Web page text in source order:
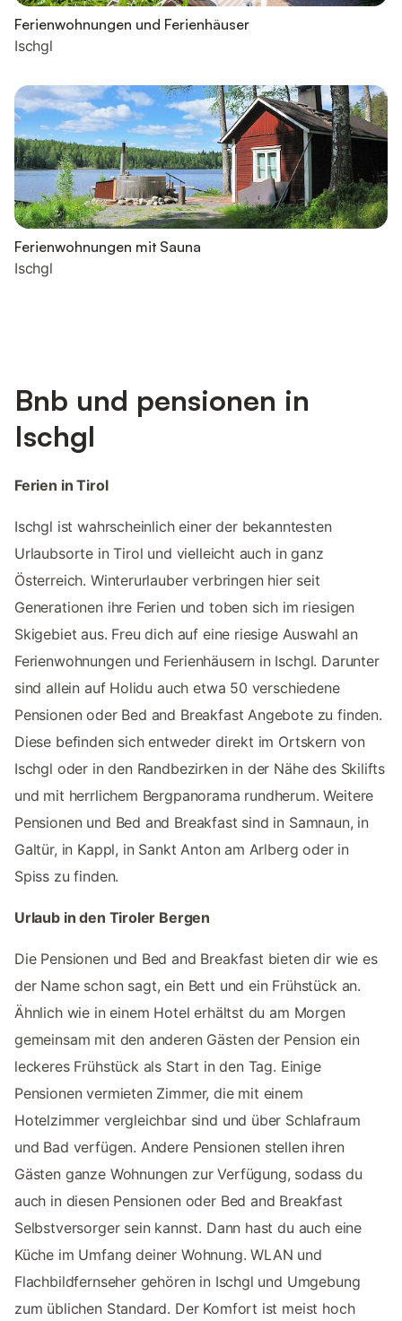
Ferienwohnungen und Ferienhäuser
Ischgl
Ferienwohnungen mit Sauna
Ischgl
Bnb und pensionen in
Ischgl
Ferien in Tirol
Ischgl ist wahrscheinlich einer der bekanntesten
Urlaubsorte in Tirol und vielleicht auch in ganz
Österreich. Winterurlauber verbringen hier seit
Generationen ihre Ferien und toben sich im riesigen
Skigebiet aus. Freu dich auf eine riesige Auswahl an
Ferienwohnungen und Ferienhäusern in Ischgl. Darunter
sind allein auf Holidu auch etwa 50 verschiedene
Pensionen oder Bed and Breakfast Angebote zu finden.
Diese befinden sich entweder direkt im Ortskern von
Ischgl oder in den Randbezirken in der Nähe des Skilifts
und mit herrlichem Bergpanorama rundherum. Weitere
Pensionen und Bed and Breakfast sind in Samnaun, in
Galtür, in Kappl, in Sankt Anton am Arlberg oder in
Spiss zu finden.
Urlaub in den Tiroler Bergen
Die Pensionen und Bed and Breakfast bieten dir wie es
der Name schon sagt, ein Bett und ein Frühstück an.
Ähnlich wie in einem Hotel erhältst du am Morgen
gemeinsam mit den anderen Gästen der Pension ein
leckeres Frühstück als Start in den Tag. Einige
Pensionen vermieten Zimmer, die mit einem
Hotelzimmer vergleichbar sind und über Schlafraum
und Bad verfügen. Andere Pensionen stellen ihren
Gästen ganze Wohnungen zur Verfügung, sodass du
auch in diesen Pensionen oder Bed and Breakfast
Selbstversorger sein kannst. Dann hast du auch eine
Küche im Umfang deiner Wohnung. WLAN und
Flachbildfernseher gehören in Ischgl und Umgebung
zum üblichen Standard. Der Komfort ist meist hoch